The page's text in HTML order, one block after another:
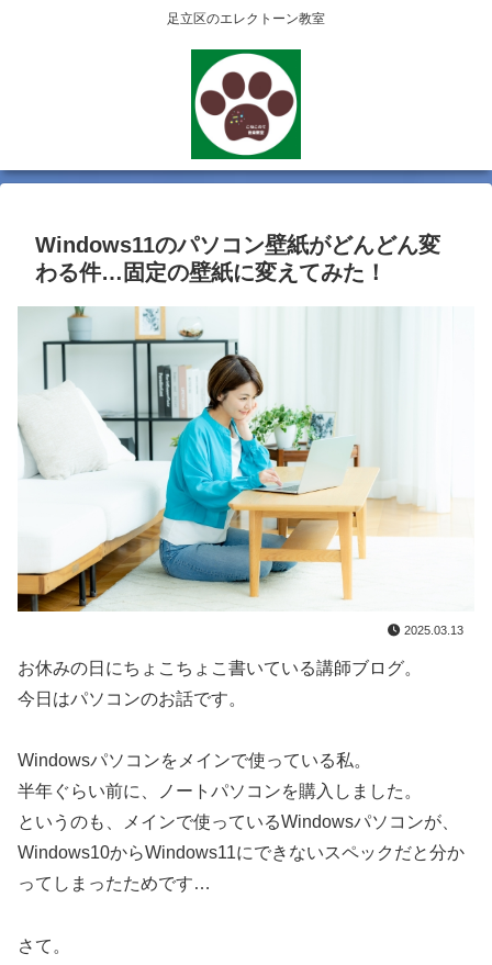
足立区のエレクトーン教室
Windows11のパソコン壁紙がどんどん変
わる件…固定の壁紙に変えてみた！
2025.03.13
お休みの日にちょこちょこ書いている講師ブログ。
今日はパソコンのお話です。
Windowsパソコンをメインで使っている私。
半年ぐらい前に、ノートパソコンを購入しました。
というのも、メインで使っているWindowsパソコンが、
Windows10からWindows11にできないスペックだと分か
ってしまったためです…
さて。